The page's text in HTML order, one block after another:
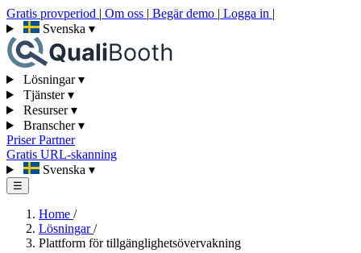
Gratis provperiod | Om oss | Begär demo | Logga in |
Svenska ▾
Lösningar▾
Tjänster▾
Resurser▾
Branscher▾
PriserPartner
Gratis URL-skanning
Svenska ▾
☰
Home /
Lösningar/
Plattform för tillgänglighetsövervakning